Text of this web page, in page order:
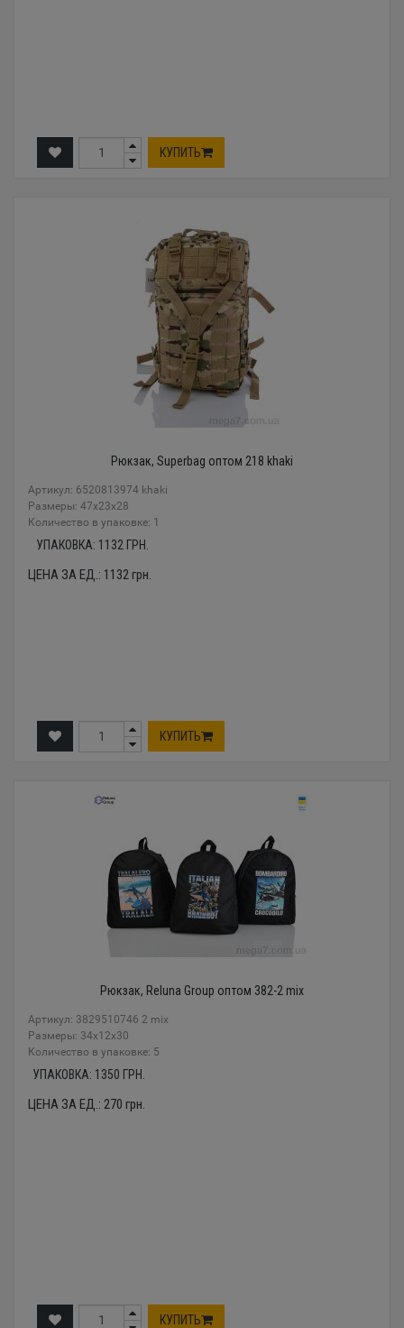
КУПИТЬ
Рюкзак, Superbag оптом 218 khaki
Артикул: 6520813974 khaki
Размеры: 47x23x28
Количество в упаковке: 1
УПАКОВКА: 1132 ГРН.
ЦЕНА ЗА ЕД.: 1132грн.
КУПИТЬ
Рюкзак, Reluna Group оптом 382-2 mix
Артикул: 3829510746 2 mix
Размеры: 34x12x30
Количество в упаковке: 5
УПАКОВКА: 1350 ГРН.
ЦЕНА ЗА ЕД.: 270 грн.
КУПИТЬ